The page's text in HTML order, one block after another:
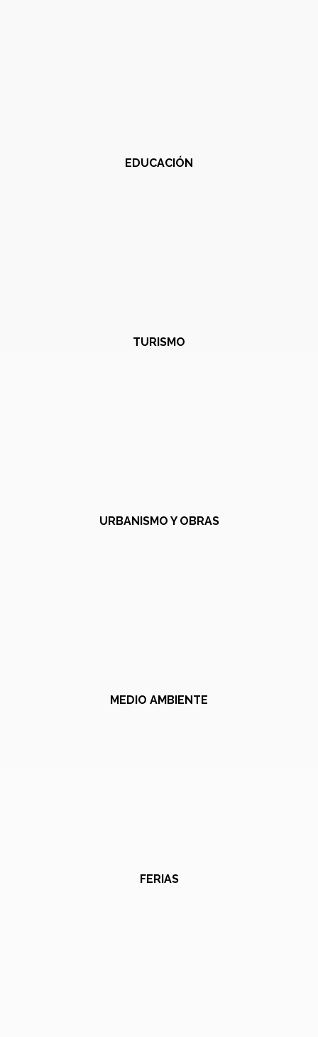
EDUCACIÓN
TURISMO
URBANISMO Y OBRAS
MEDIO AMBIENTE
FERIAS